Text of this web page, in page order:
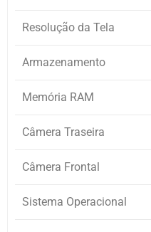
Resolução da Tela
Armazenamento
Memória RAM
Câmera Traseira
Câmera Frontal
Sistema Operacional